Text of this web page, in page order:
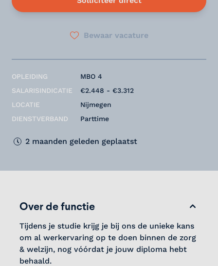
Bewaar vacature
OPLEIDING
SALARISINDICATIE
LOCATIE
DIENSTVERBAND
MBO 4
€2.448 - €3.312
Nijmegen
Parttime
2 maanden geleden geplaatst
Over de functie
Tijdens je studie krijg je bij ons de unieke kans
om al werkervaring op te doen binnen de zorg
& welzijn, nog vóórdat je jouw diploma hebt
behaald.